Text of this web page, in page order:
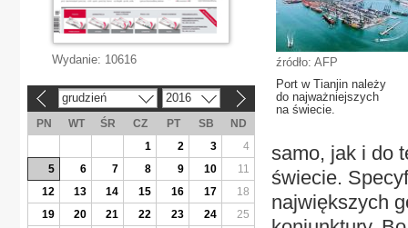
źródło: AFP
Port w Tianjin należy
do najważniejszych
na świecie.
samo, jak i do
świecie.
największych
Wydanie: 10616
grudzień 2016
PN WT ŚR CZ PT SB
ND
1
2 3
4
5
6 7 8 9 10
11
12
13 14 15 16 17
18
19
20 21 22 23 24
25